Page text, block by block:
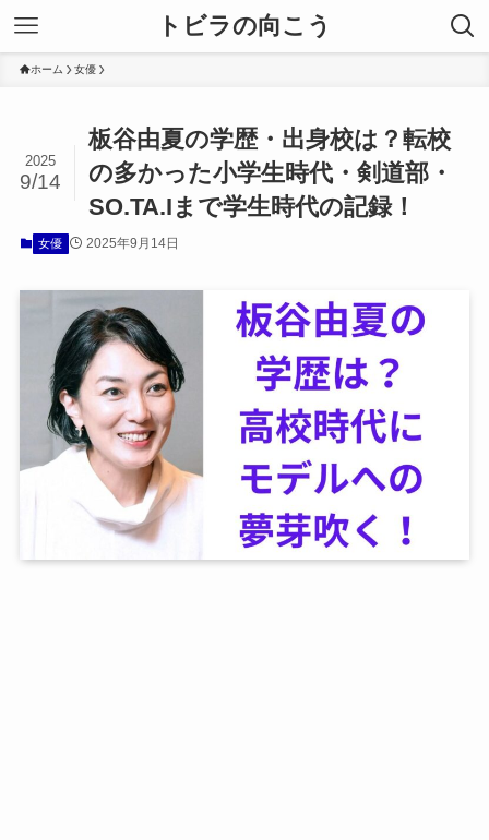
トビラの向こう
ホーム 女優
板谷由夏の学歴・出身校は？転校
の多かった小学生時代・剣道部・
SO.TA.Iまで学生時代の記録！
2025
9/14
女優 2025年9月14日